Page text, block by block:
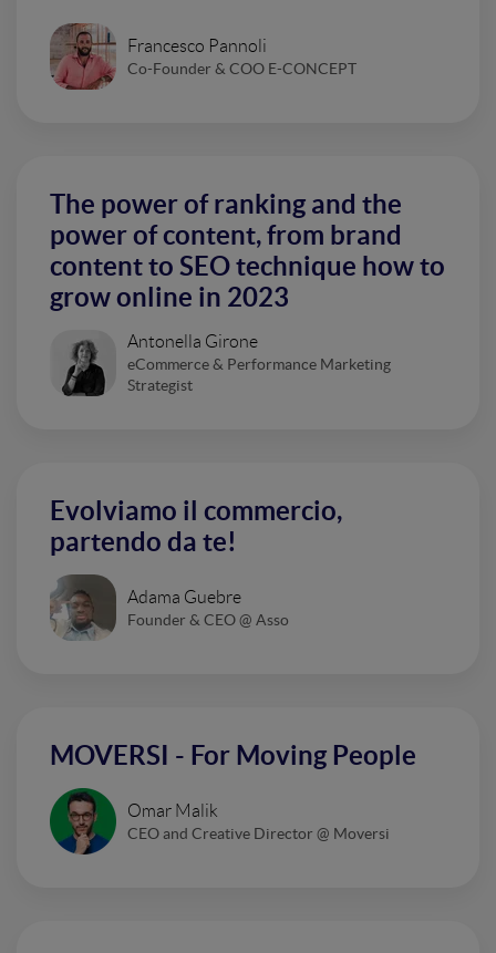
Francesco Pannoli
Co-Founder & COO E-CONCEPT
The power of ranking and the
power of content, from brand
content to SEO technique how to
grow online in 2023
Antonella Girone
eCommerce & Performance Marketing
Strategist
Evolviamo il commercio,
partendo da te!
Adama Guebre
Founder & CEO @ Asso
MOVERSI - For Moving People
Omar Malik
CEO and Creative Director @ Moversi